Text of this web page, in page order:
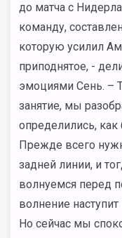
до матча с
команду,
которую усилил
приподнятое, -
эмоциями Сень. –
занятие, мы
определились,
Прежде всего
задней линии, и
волнуемся перед
волнение
Но сейчас мы